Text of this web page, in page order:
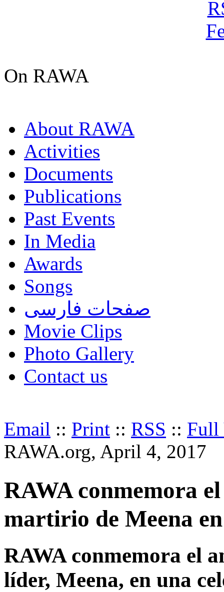
On RAWA
About RAWA
Activities
Documents
Publications
Past Events
In Media
Awards
Songs
صفحات فارسی
Movie Clips
Photo Gallery
Contact us
Email :: Print :: RSS :: Full
RAWA.org, April 4, 2017
RAWA conmemora
martirio de Meena
RAWA conmemora el
líder, Meena, en una